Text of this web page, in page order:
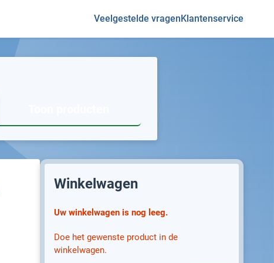
Veelgestelde vragenKlantenservice
Winkelwagen
Uw winkelwagen is nog leeg.
Doe het gewenste product in de
winkelwagen.